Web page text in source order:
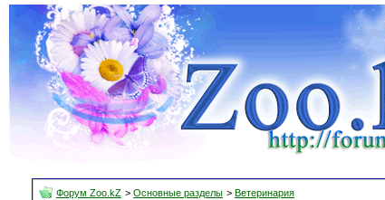
Форум Zoo.kZ > Основные разделы > Ветеринария